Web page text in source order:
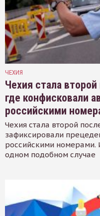
ЧЕХИЯ
Чехия стала
где конфисковали
российскими
Чехия стала второй
зафиксировали
российскими номерами.
одном подобном случае